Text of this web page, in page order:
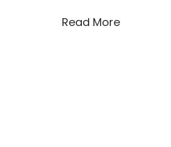
Read More